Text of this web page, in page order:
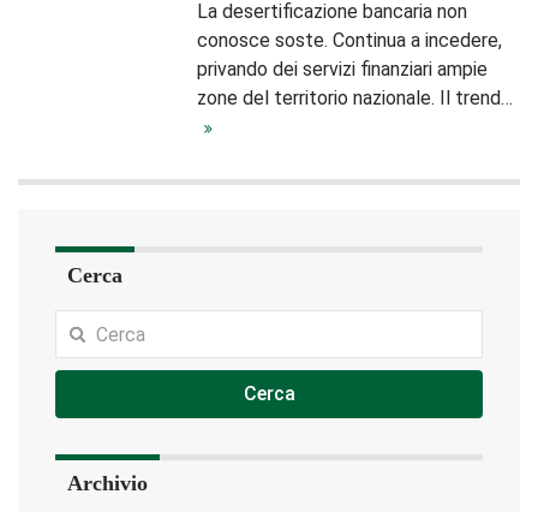
La desertificazione bancaria non
conosce soste. Continua a incedere,
privando dei servizi finanziari ampie
zone del territorio nazionale. Il trend…
Cerca
Cerca
Archivio